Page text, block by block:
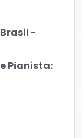
-
Pianista: